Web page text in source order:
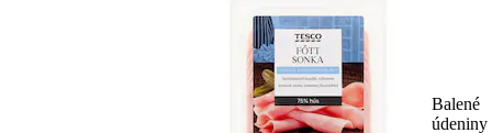
Balené
údeniny